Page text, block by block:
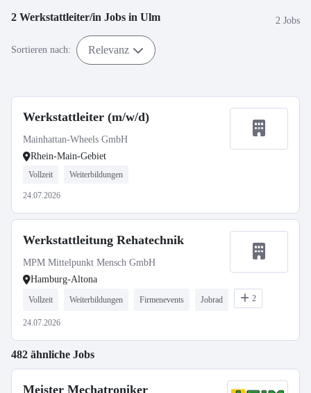
2 Werkstattleiter/in Jobs in Ulm 2 Jobs
Sortieren nach: Relevanz
Werkstattleiter (m/w/d)
Mainhattan-Wheels GmbH
Rhein-Main-Gebiet
Vollzeit Weiterbildungen
24.07.2026
Werkstattleitung Rehatechnik
MPM Mittelpunkt Mensch GmbH
Hamburg-Altona
Vollzeit Weiterbildungen Firmenevents Jobrad 2
24.07.2026
482 ähnliche Jobs
Meister Mechatroniker